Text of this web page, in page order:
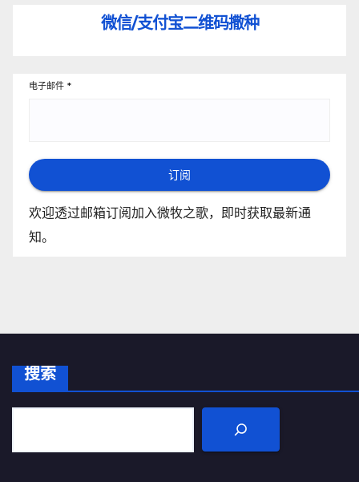
微信/支付宝二维码撒种
电子邮件 *
订阅
欢迎透过邮箱订阅加入微牧之歌，即时获取最新通
知。
搜索